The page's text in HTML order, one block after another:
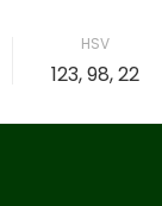
HSV
123, 98, 22